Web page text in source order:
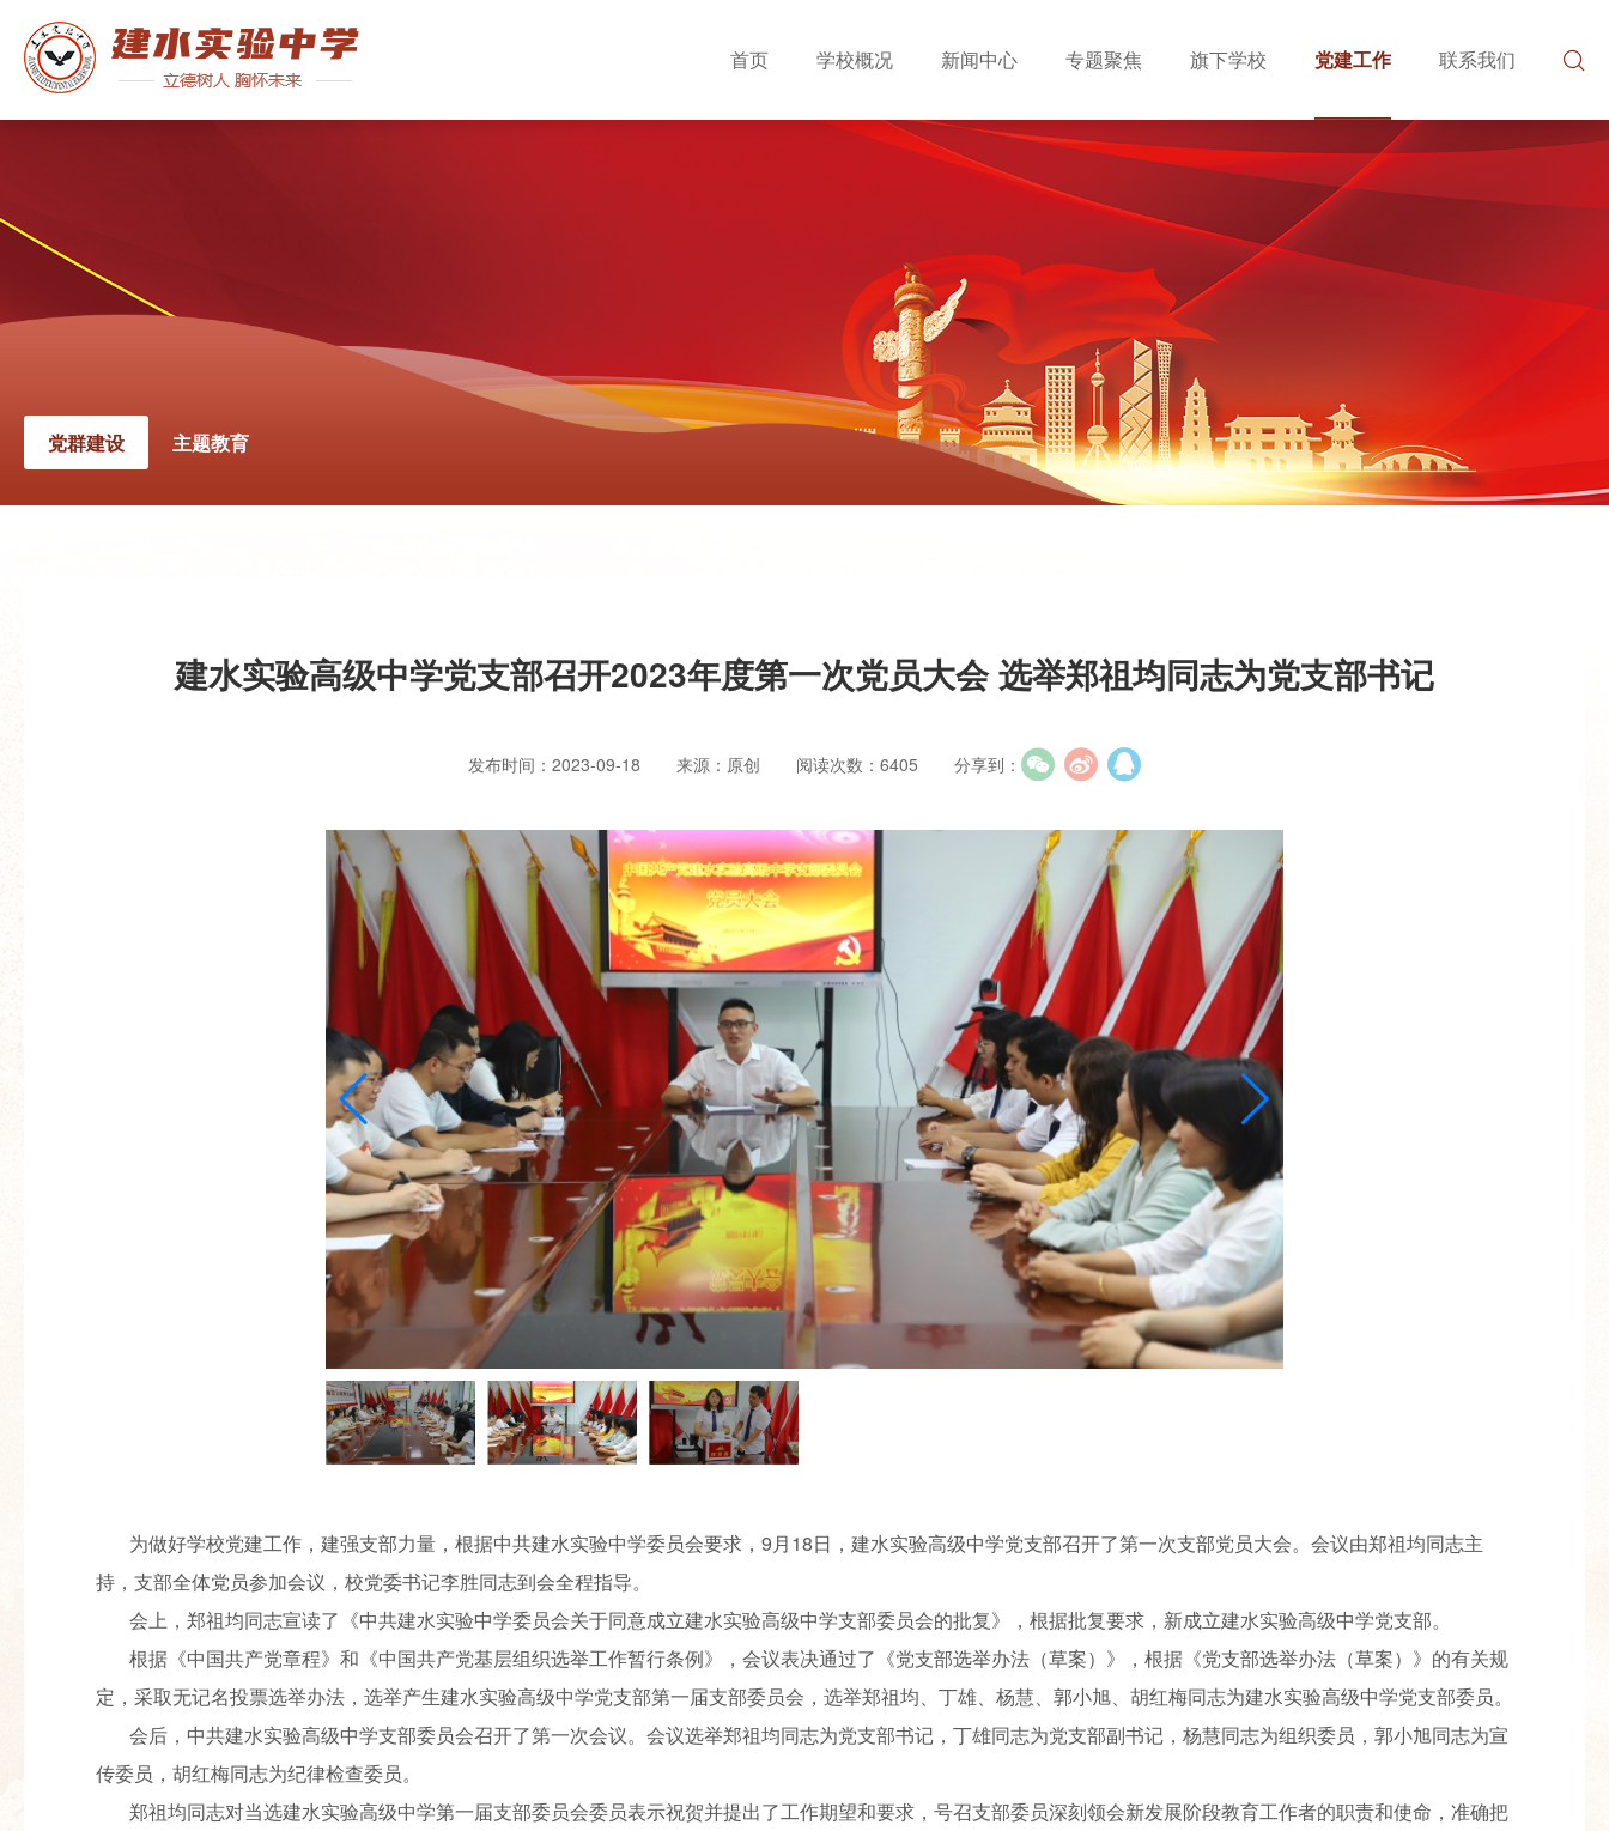
首页 学校概况 新闻中心 专题聚焦 旗下学校 党建工作 联系我们
党群建设 主题教育
建水实验高级中学党支部召开2023年度第一次党员大会 选举郑祖均同志为党支部书记
发布时间：2023-09-18 来源：原创 阅读次数：6405 分享到：
为做好学校党建工作，建强支部力量，根据中共建水实验中学委员会要求，9月18日，建水实验高级中学党支部召开了第一次支部党员大会。会议由郑祖均同志主
持，支部全体党员参加会议，校党委书记李胜同志到会全程指导。
会上，郑祖均同志宣读了《中共建水实验中学委员会关于同意成立建水实验高级中学支部委员会的批复》，根据批复要求，新成立建水实验高级中学党支部。
根据《中国共产党章程》和《中国共产党基层组织选举工作暂行条例》，会议表决通过了《党支部选举办法（草案）》，根据《党支部选举办法（草案）》的有关规
定，采取无记名投票选举办法，选举产生建水实验高级中学党支部第一届支部委员会，选举郑祖均、丁雄、杨慧、郭小旭、胡红梅同志为建水实验高级中学党支部委员。
会后，中共建水实验高级中学支部委员会召开了第一次会议。会议选举郑祖均同志为党支部书记，丁雄同志为党支部副书记，杨慧同志为组织委员，郭小旭同志为宣
传委员，胡红梅同志为纪律检查委员。
郑祖均同志对当选建水实验高级中学第一届支部委员会委员表示祝贺并提出了工作期望和要求，号召支部委员深刻领会新发展阶段教育工作者的职责和使命，准确把